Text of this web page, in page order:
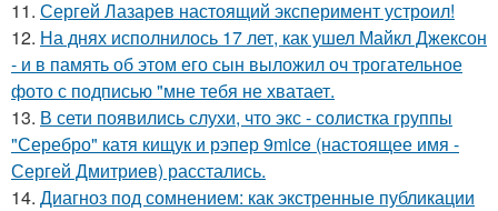
11. Сергей Лазарев настоящий эксперимент устроил!
12. На днях исполнилось 17 лет, как ушел Майкл Джексон
- и в память об этом его сын выложил оч трогательное
фото с подписью "мне тебя не хватает.
13. В сети появились слухи, что экс - солистка группы
"Серебро" катя кищук и рэпер 9mice (настоящее имя -
Сергей Дмитриев) расстались.
14. Диагноз под сомнением: как экстренные публикации